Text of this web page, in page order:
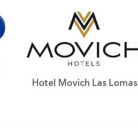
Hotel Movich Las Lomas